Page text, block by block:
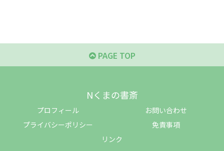
PAGE TOP
Nくまの書斎
プロフィール
お問い合わせ
プライバシーポリシー
免責事項
リンク